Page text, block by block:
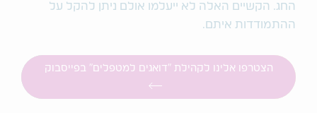
החג. הקשיים האלה לא ייעלמו אולם ניתן להקל על
ההתמודדות איתם.
הצטרפו אלינו לקהילת "דואגים למטפלים" בפייסבוק